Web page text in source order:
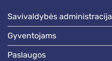
savivaldybės administracija
gyventojams
paslaugos